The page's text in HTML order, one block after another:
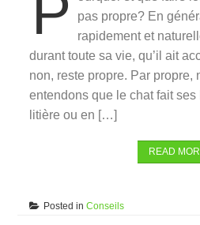
P
pas propre? En
rapidement et
durant toute sa vie, qu’il ait
non, reste propre. Par propre,
entendons que le chat fait
litière ou en […]
READ
Posted inConseils